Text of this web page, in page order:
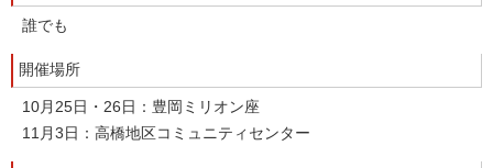
誰でも
開催場所
10月25日・26日：豊岡ミリオン座
11月3日：高橋地区コミュニティセンター